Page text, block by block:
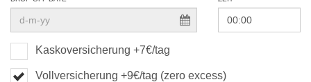
Kaskoversicherung +7€/tag
Vollversicherung +9€/tag (zero excess)